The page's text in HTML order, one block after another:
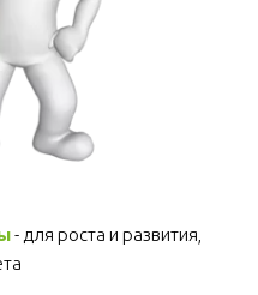
- для роста и развития,